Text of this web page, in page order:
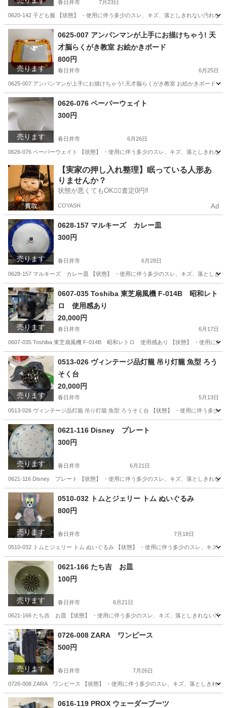
春日井市 7月23日
0620-142 子ども服 【状態】 ・使用に伴う多少のスレ、キズ、落としきれない汚れ
愛知 春日井市 現地
売ります
0625-007 アンパンマンが上手にお描けちゃう! 天
才脳らくがき教室 お絵かきボード
800円
春日井市 6月25日
0625-007 アンパンマンが上手にお描けちゃう! 天才脳らくがき教室 お絵かきボード
愛知 春日井市 お絵かきボード
売ります
0626-076 ペーパーウェイト
300円
春日井市 6月26日
0626-076 ペーパーウェイト 【状態】 ・使用に伴う多少のスレ、キズ、落としきれ
愛知 春日井市 インテリア雑貨/小物 ペーパーウェイト
【実家の押し入れ整理】眠っている人形あ
りませんか？
状態が悪くてもOK🙆‍♀️査定0円‼️
COYASH Ad
売ります
0628-157 マルキーズ カレー皿
300円
春日井市 6月28日
0628-157 マルキーズ カレー皿 【状態】 ・使用に伴う多少のスレ、キズ、落としき
愛知 春日井市
売ります
0607-035 Toshiba 東芝扇風機 F-014B 昭和レト
ロ 使用感あり
20,000円
春日井市 6月17日
0607-035 Toshiba 東芝扇風機 F-014B 昭和レトロ 使用感あり 【状態】 ・使用に伴
愛知 春日井市 Toshiba
売ります
0513-026 ヴィンテージ品灯籠 吊り灯籠 魚型 ろう
そく台
20,000円
春日井市 5月13日
0513-026 ヴィンテージ品灯籠 吊り灯籠 魚型 ろうそく台 【状態】 ・使用に伴う多少
愛知 春日井市
売ります
0621-116 Disney プレート
300円
春日井市 6月21日
0621-116 Disney プレート 【状態】 ・使用に伴う多少のスレ、キズ、落としきれな
愛知 春日井市 現地
売ります
0510-032 トムとジェリー トム ぬいぐるみ
800円
春日井市 7月18日
0510-032 トムとジェリー トム ぬいぐるみ 【状態】 ・使用に伴う多少のスレ、キズ
愛知 春日井市
売ります
0621-166 たち吉 お皿
100円
春日井市 6月21日
0621-166 たち吉 お皿 【状態】 ・使用に伴う多少のスレ、キズ、落としきれない汚
愛知 春日井市
売ります
0726-008 ZARA ワンピース
500円
春日井市 7月26日
0726-008 ZARA ワンピース 【状態】 ・使用に伴う多少のスレ、キズ、落としきれ
愛知 春日井市 ZARA
0616-119 PROX ウェーダーブーツ